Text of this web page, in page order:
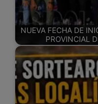
NUEVA FECHA DE
PROVINCIAL